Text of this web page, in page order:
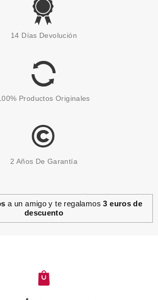
ESSENCE
PERFILADOR DE LABIOS LIVE
1.95€
ESSENCE
3.30€
14 Días Devolución
Productos Originales
2 Años De Garantía
a un amigo y te regalamos3 euros de
descuento